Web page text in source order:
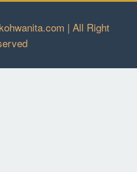
| All Right